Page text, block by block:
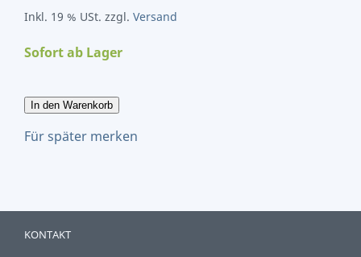
Inkl. 19 % USt. zzgl. Versand
Sofort ab Lager
In den Warenkorb
Für später merken
KONTAKT